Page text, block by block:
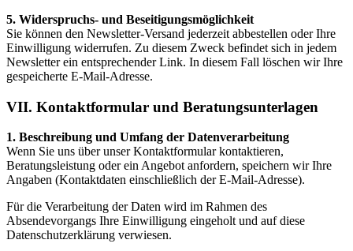
5. Widerspruchs- und Beseitigungsmöglichkeit
Sie können den Newsletter-Versand jederzeit abbestellen oder Ihre
Einwilligung widerrufen. Zu diesem Zweck befindet sich in jedem
Newsletter ein entsprechender Link. In diesem Fall löschen wir Ihre
gespeicherte E-Mail-Adresse.
VII. Kontaktformular und Beratungsunterlagen
1. Beschreibung und Umfang der Datenverarbeitung
Wenn Sie uns über unser Kontaktformular kontaktieren,
Beratungsleistung oder ein Angebot anfordern, speichern wir Ihre
Angaben (Kontaktdaten einschließlich der E-Mail-Adresse).
Für die Verarbeitung der Daten wird im Rahmen des
Absendevorgangs Ihre Einwilligung eingeholt und auf diese
Datenschutzerklärung verwiesen.